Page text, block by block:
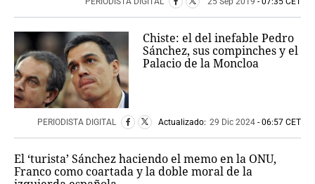
Chiste: el del inefable Pedro
Sánchez, sus compinches y el
Palacio de la Moncloa
PERIODISTA DIGITAL Actualizado: 29 Dic 2024 - 06:57 CET
El ‘turista’ Sánchez haciendo el memo en la ONU,
Franco como coartada y la doble moral de la